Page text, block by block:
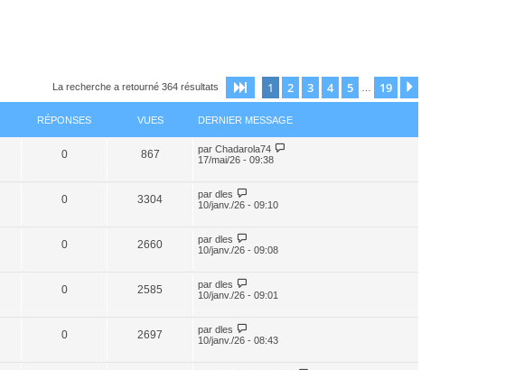
La recherche a retourné 364 résultats Page sur19
1 2 3 4 5 19
RÉPONSES VUES DERNIER MESSAGE
0 867 par Chadarola74
17/mai/26 - 09:38
0 3304 par dles
10/janv./26 - 09:10
0 2660 par dles
10/janv./26 - 09:08
0 2585 par dles
10/janv./26 - 09:01
0 2697 par dles
10/janv./26 - 08:43